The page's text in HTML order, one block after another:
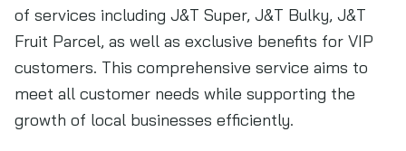
of services including J&T Super, J&T Bulky, J&T
Fruit Parcel, as well as exclusive benefits for VIP
customers. This comprehensive service aims to
meet all customer needs while supporting the
growth of local businesses efficiently.